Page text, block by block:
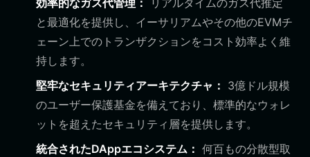
効率的なガス代管理：
リアルタイムのガス代推定
と最適化を提供し、イーサリアムやその他のEVMチ
ェーン上でのトランザクションをコスト効率よく維
持します。
堅牢なセキュリティアーキテクチャ： 3億ドル規模
のユーザー保護基金を備えており、標準的なウォレ
ットを超えたセキュリティ層を提供します。
統合されたDAppエコシステム： 何百もの分散型取